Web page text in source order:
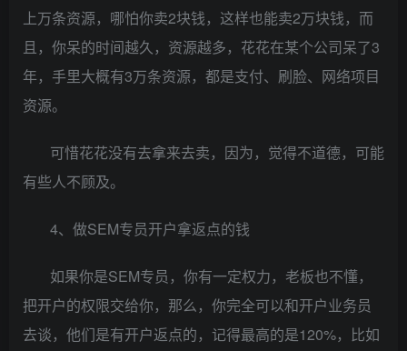
上万条资源，哪怕你卖2块钱，这样也能卖2万块钱，而
且，你呆的时间越久，资源越多，花花在某个公司呆了3
年，手里大概有3万条资源，都是支付、刷脸、网络项目
资源。
可惜花花没有去拿来去卖，因为，觉得不道德，可能
有些人不顾及。
4、做SEM专员开户拿返点的钱
如果你是SEM专员，你有一定权力，老板也不懂，
把开户的权限交给你，那么，你完全可以和开户业务员
去谈，他们是有开户返点的，记得最高的是120%，比如